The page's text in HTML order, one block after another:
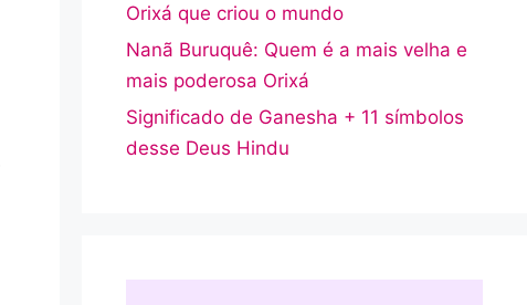
Orixá que criou o mundo
Nanã Buruquê: Quem é a mais velha e
mais poderosa Orixá
Significado de Ganesha + 11 símbolos
desse Deus Hindu